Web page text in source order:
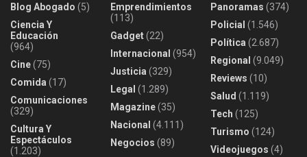
Blog Abogado (5)
Ciencia Y
Educación
(964)
Cine(75)
Comida (17)
Comunicaciones
(329)
Cultura Y
Espectáculos
(1.203)
Emprendimientos
(113)
Gadget(22)
Internacional (954)
Justicia (329)
Legal (1.289)
Magazine(35)
Nacional (4.111)
Negocios (89)
Panoramas (374)
Policial (1.546)
Política (2.687)
Regional (9.049)
Reviews (10)
Salud (1.119)
Tech (125)
Turismo (124)
Videojuegos (4)